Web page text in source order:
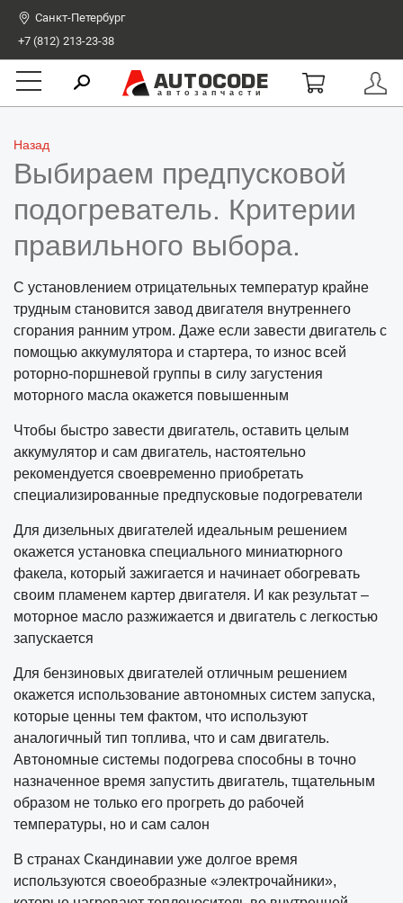
Санкт-Петербург
+7 (812) 213-23-38
AUTOCODE
автозапчасти
Назад
Выбираем предпусковой
подогреватель. Критерии
правильного выбора.
С установлением отрицательных температур крайне
трудным становится завод двигателя внутреннего
сгорания ранним утром. Даже если завести двигатель с
помощью аккумулятора и стартера, то износ всей
роторно-поршневой группы в силу загустения
моторного масла окажется повышенным
Чтобы быстро завести двигатель, оставить целым
аккумулятор и сам двигатель, настоятельно
рекомендуется своевременно приобретать
специализированные предпусковые подогреватели
Для дизельных двигателей идеальным решением
окажется установка специального миниатюрного
факела, который зажигается и начинает обогревать
своим пламенем картер двигателя. И как результат –
моторное масло разжижается и двигатель с легкостью
запускается
Для бензиновых двигателей отличным решением
окажется использование автономных систем запуска,
которые ценны тем фактом, что используют
аналогичный тип топлива, что и сам двигатель.
Автономные системы подогрева способны в точно
назначенное время запустить двигатель, тщательным
образом не только его прогреть до рабочей
температуры, но и сам салон
В странах Скандинавии уже долгое время
используются своеобразные «электрочайники»,